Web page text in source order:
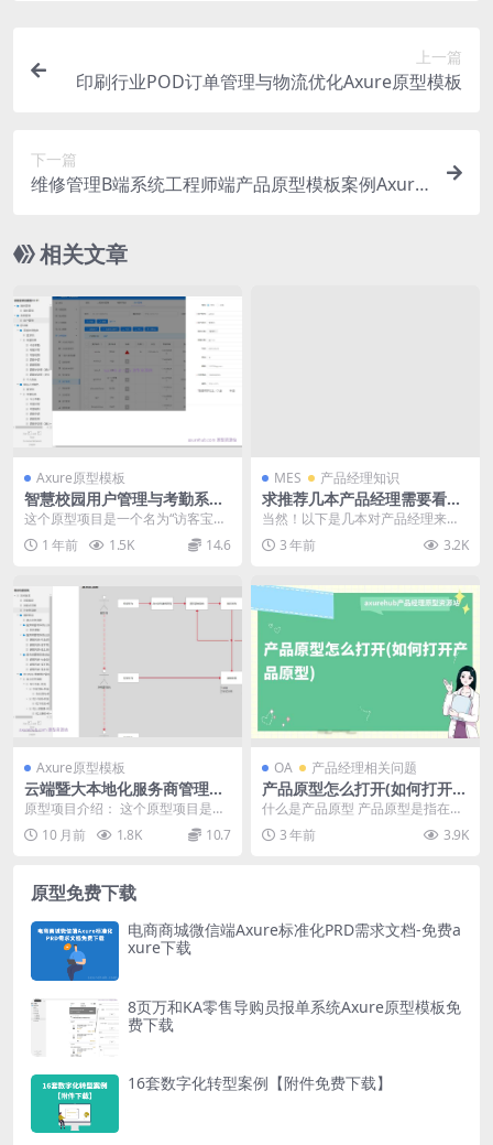
上一篇
印刷行业POD订单管理与物流优化Axure原型模板
下一篇
维修管理B端系统工程师端产品原型模板案例Axure
相关文章
Axure原型模板
智慧校园用户管理与考勤系统
Axure原型模板
这个原型项目是一个名为“访客宝项
目原型V3.11”的用户管理系统，主
要服务于教育...
1 年前 1.5K 14.6
MES 产品经理知识
求推荐几本产品经理需要看的
书籍吗?
当然！以下是几本对产品经理来说
非常有价值的书籍推荐： 《用户故
事地图：发现用户需...
3 年前 3.2K
Axure原型模板
云端暨大本地化服务商管理系
统与学习专区课程培训Axure
原型模板
原型项目介绍： 这个原型项目是一
个学习专区的首页设计，旨在为服
务商提供一个全面的...
10 月前 1.8K 10.7
OA 产品经理相关问题
产品原型怎么打开(如何打开产
品原型)
什么是产品原型 产品原型是指在产
品开发过程中，为了让设计师、开
发者和用户更好地理...
3 年前 3.9K
原型免费下载
电商商城微信端Axure标准化PRD需求文档-免费a
xure下载
8页万和KA零售导购员报单系统Axure原型模板免
费下载
16套数字化转型案例【附件免费下载】